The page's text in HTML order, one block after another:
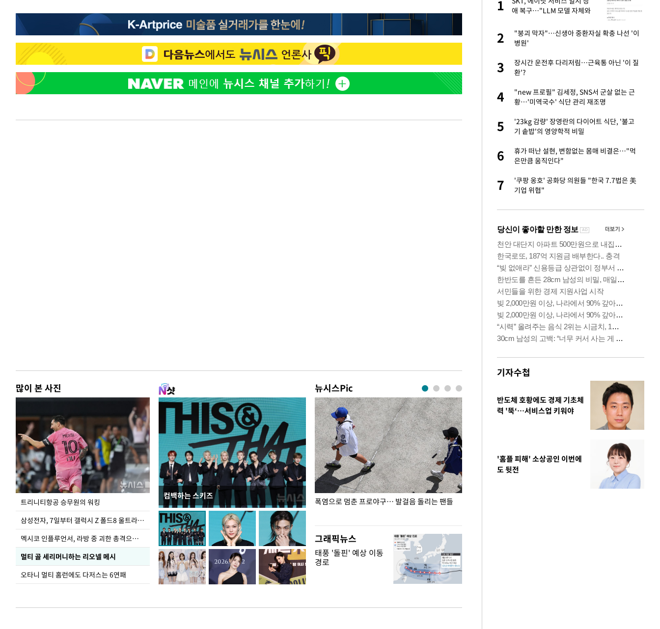
많이 본 사진
트리니티항공 승무원의 워킹
삼성전자, 7일부터 갤럭시 Z 폴드8 울트라·폴드8·플립8 출시
멕시코 인플루언서, 라방 중 괴한 총격으로 사망
멀티 골 세리머니하는 리오넬 메시
오타니 멀티 홈런에도 다저스는 6연패
컴백하는 스키즈
뉴시스Pic
입추 하루 앞둔 전남광주… 열화상 카메라에 담긴
폭염
폭염으로 멈춘 프로야구… 발걸음 돌리는 팬들
그래픽뉴스
태풍 '돌핀' 예상 이동
경로
2
축구협회, 15년 전 심판 성 접대 파문에 "현
재는 내부 지침 준수"
3
김지수, '여행사 대표' 변신 근황 "가볼 만하
니…"
4
축구협회 '성접대' 감사보고서 나왔다…월드
5
[속보] 뉴욕증시, 혼조 출발…나스닥
1
애 복구…"LLM 모델 자체와
2
"붕괴 막자"…신생아 중환자실 확충 나선 '이
병원'
3
장시간 운전후 다리저림…근육통 아닌 '이 질
환'?
4
"new 프로필" 김세정, SNS서 군살 없는 근
황…'미역국수' 식단 관리 재조명
5
'23kg 감량' 장영란의 다이어트 식단, '불고
기 솥밥'의 영양학적 비밀
6
휴가 떠난 설현, 변함없는 몸매 비결은…"먹
은만큼 움직인다"
7
'쿠팡 옹호' 공화당 의원들 "한국 7.7법은 美
기업 위협"
기자수첩
반도체 호황에도 경제 기초체
력 '뚝‘…서비스업 키워야
'홈플 피해' 소상공인 이번에
도 뒷전